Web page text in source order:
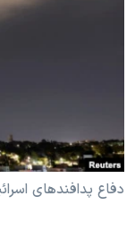
اسرائیل در جنگ
گالری عکس
انتخابات ریاست
حمله جمهوری
ورزش زنان در
اعتراضات زن،
زبانهای مختلف
دفاع پدافندهای